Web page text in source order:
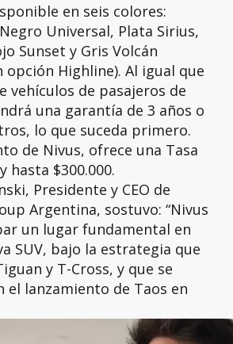
en seis colores:
Universal, Plata Sirius,
Sunset y Gris Volcán
opción Highline). Al igual que
vehículos de pasajeros de
una garantía de 3 años o
lo que suceda primero.
de Nivus, ofrece una Tasa
hasta $300.000.
Presidente y CEO de
Argentina, sostuvo: “Nivus
un lugar fundamental en
SUV, bajo la estrategia que
y T-Cross, y que se
el lanzamiento de Taos en